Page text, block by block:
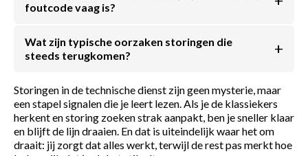
foutcode vaag is?
Wat zijn typische oorzaken storingen die
steeds terugkomen?
Storingen in de technische dienst zijn geen mysterie, maar
een stapel signalen die je leert lezen. Als je de klassiekers
herkent en storing zoeken strak aanpakt, ben je sneller klaar
en blijft de lijn draaien. En dat is uiteindelijk waar het om
draait: jij zorgt dat alles werkt, terwijl de rest pas merkt hoe